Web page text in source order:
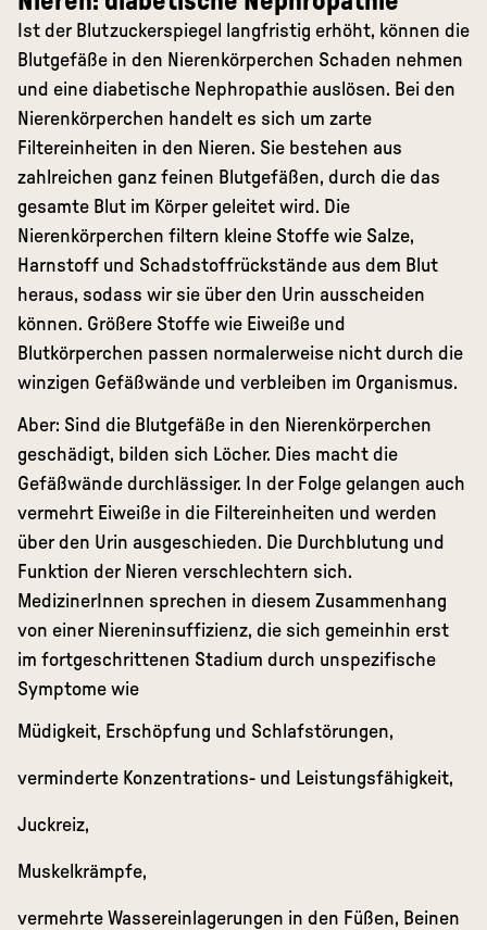
Ist der Blutzuckerspiegel langfristig erhöht, können die
Blutgefäße in den Nierenkörperchen Schaden nehmen
und eine diabetische Nephropathie auslösen. Bei den
Nierenkörperchen handelt es sich um zarte
Filtereinheiten in den Nieren. Sie bestehen aus
zahlreichen ganz feinen Blutgefäßen, durch die das
gesamte Blut im Körper geleitet wird. Die
Nierenkörperchen filtern kleine Stoffe wie Salze,
Harnstoff und Schadstoffrückstände aus dem Blut
heraus, sodass wir sie über den Urin ausscheiden
können. Größere Stoffe wie Eiweiße und
Blutkörperchen passen normalerweise nicht durch die
winzigen Gefäßwände und verbleiben im Organismus.
Aber: Sind die Blutgefäße in den Nierenkörperchen
geschädigt, bilden sich Löcher. Dies macht die
Gefäßwände durchlässiger. In der Folge gelangen auch
vermehrt Eiweiße in die Filtereinheiten und werden
über den Urin ausgeschieden. Die Durchblutung und
Funktion der Nieren verschlechtern sich.
MedizinerInnen sprechen in diesem Zusammenhang
von einer Niereninsuffizienz, die sich gemeinhin erst
im fortgeschrittenen Stadium durch unspezifische
Symptome wie
Müdigkeit, Erschöpfung und Schlafstörungen,
verminderte Konzentrations- und Leistungsfähigkeit,
Juckreiz,
Muskelkrämpfe,
vermehrte Wassereinlagerungen in den Füßen, Beinen